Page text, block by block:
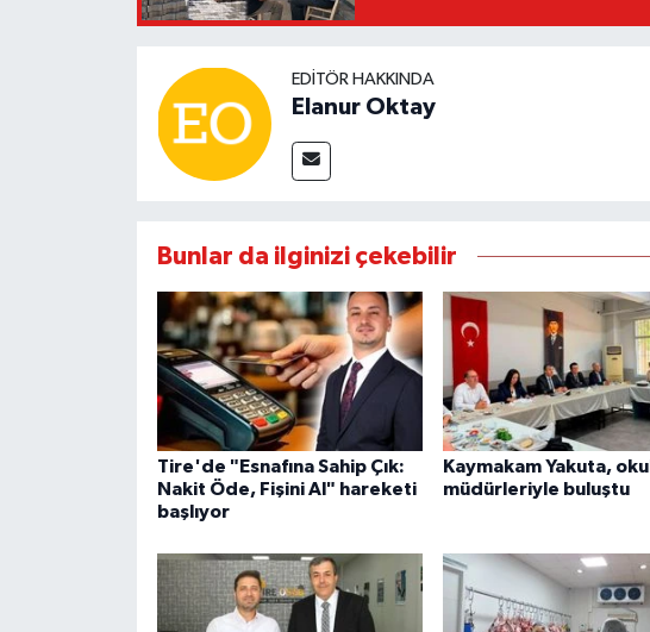
EDITÖR HAKKINDA
Elanur Oktay
Bunlar da ilginizi çekebilir
Tire'de "Esnafına Sahip Çık:
Nakit Öde, Fişini Al" hareketi
başlıyor
Kaymakam Yakuta, okul
müdürleriyle buluştu